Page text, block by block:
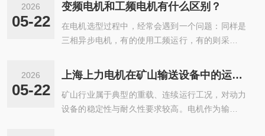
2026
05-22
变频电机和工频电机有什么区别？
在电机选型过程中，经常会遇到一个问题：同样是
三相异步电机，有的使用工频运行，有的则采用变
2026
05-22
上海上力电机在矿山输送设备中的运行适配与应用分析
矿山行业属于典型的重载、连续运行工况，对动力
设备的稳定性与耐久性要求较高。电机作为输送系